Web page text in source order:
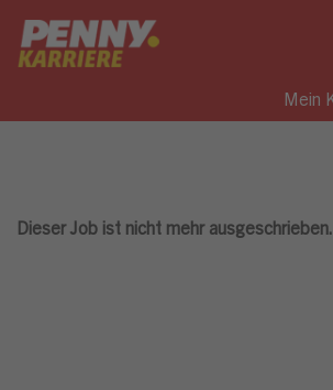
Mein
Dieser Job ist nicht mehr ausgeschrieben.